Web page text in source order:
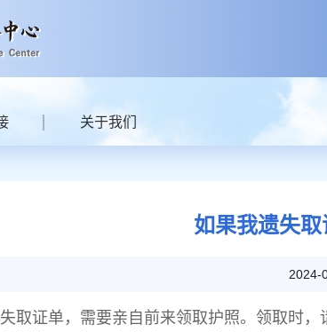
关于我们
如果我遗失取
2024-
取证单，需要亲自前来领取护照。领取时